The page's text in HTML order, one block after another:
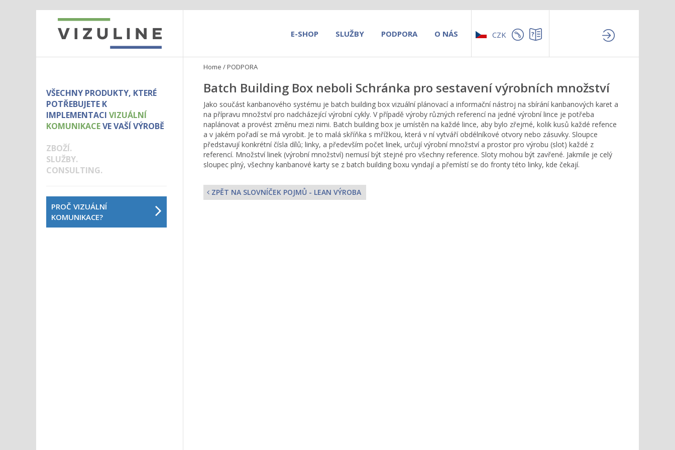
E-SHOP SLUŽBY PODPORA O NÁS CZK
VŠECHNY PRODUKTY, KTERÉ
POTŘEBUJETE K
IMPLEMENTACI VIZUÁLNÍ
KOMUNIKACEVE VAŠÍ VÝROBĚ
ZBOŽÍ.
SLUŽBY.
CONSULTING.
PROČ VIZUÁLNÍ
KOMUNIKACE?
Home /PODPORA
Batch Building Box neboli Schránka pro sestavení výrobních množství
Jako součást kanbanového systému je batch building box vizuální plánovací a informační nástroj na sbírání kanbanových karet a
na přípravu množství pro nadcházející výrobní cykly. V případě výroby různých referencí na jedné výrobní lince je potřeba
naplánovat a provést změnu mezi nimi. Batch building box je umístěn na každé lince, aby bylo zřejmé, kolik kusů každé refence
a v jakém pořadí se má vyrobit. Je to malá skříňka s mřížkou, která v ní vytváří obdélníkové otvory nebo zásuvky. Sloupce
představují konkrétní čísla dílů; linky, a především počet linek, určují výrobní množství a prostor pro výrobu (slot) každé z
referencí. Množství linek (výrobní množství) nemusí být stejné pro všechny reference. Sloty mohou být zavřené. Jakmile je celý
sloupec plný, všechny kanbanové karty se z batch building boxu vyndají a přemístí se do fronty této linky, kde čekají.
ZPĚT NA SLOVNÍČEK POJMŮ - LEAN VÝROBA